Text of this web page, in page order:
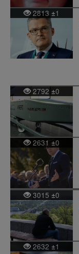
2813 ±1
2792 ±0
2631±0
3015 ±0
2632 ±1